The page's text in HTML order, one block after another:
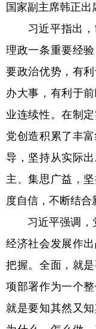
国家副主席韩正出
习近平指出，
理政一条重要经
要政治优势，有
办大事，有利于
业连续性。在制
党创造积累了丰
导，坚持从实际
主、集思广益，
度自信，不断结合
习近平强调，
经济社会发展作
把握。全面，就
项部署作为一个
就是要知其然又